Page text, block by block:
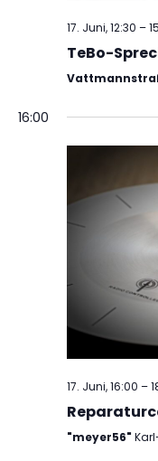
17. Juni, 12:30 –
TeBo-
16:00
17. Juni, 16:00 –
"meyer56"